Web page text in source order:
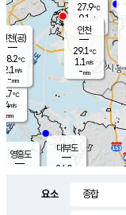
의도
℃
m/s
mm
영흥도
대부도
26.0
27.9℃
0.1 m/s
-mm
인천(공)
28.2℃
2.1 m/s
-mm
인천
29.1℃
1.1 m/s
-mm
요소